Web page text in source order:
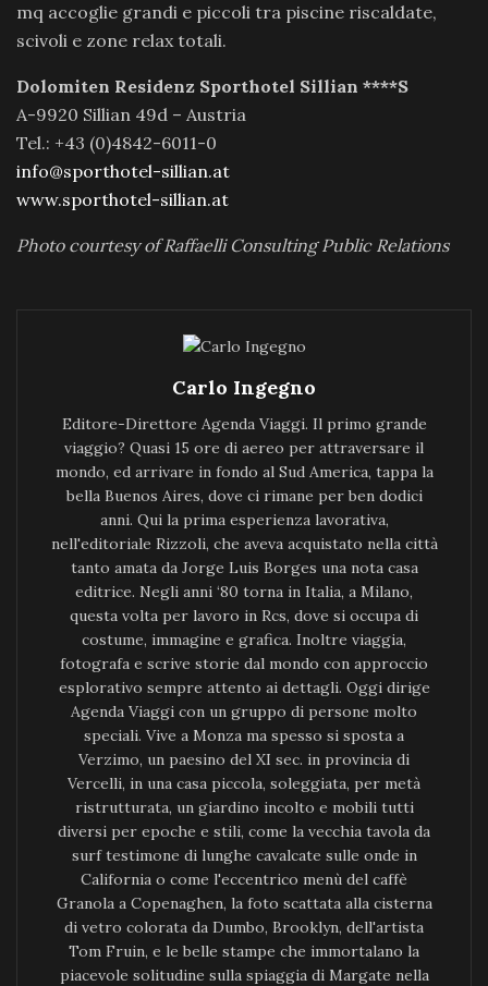
mq accoglie grandi e piccoli tra piscine riscaldate,
scivoli e zone relax totali.
Dolomiten Residenz Sporthotel Sillian ****S
A-9920 Sillian 49d – Austria
Tel.: +43 (0)4842-6011-0
info@sporthotel-sillian.at
www.sporthotel-sillian.at
Photo courtesy of Raffaelli Consulting Public Relations
Carlo Ingegno
Editore-Direttore Agenda Viaggi. Il primo grande
viaggio? Quasi 15 ore di aereo per attraversare il
mondo, ed arrivare in fondo al Sud America, tappa la
bella Buenos Aires, dove ci rimane per ben dodici
anni. Qui la prima esperienza lavorativa,
nell'editoriale Rizzoli, che aveva acquistato nella città
tanto amata da Jorge Luis Borges una nota casa
editrice. Negli anni ‘80 torna in Italia, a Milano,
questa volta per lavoro in Rcs, dove si occupa di
costume, immagine e grafica. Inoltre viaggia,
fotografa e scrive storie dal mondo con approccio
esplorativo sempre attento ai dettagli. Oggi dirige
Agenda Viaggi con un gruppo di persone molto
speciali. Vive a Monza ma spesso si sposta a
Verzimo, un paesino del XI sec. in provincia di
Vercelli, in una casa piccola, soleggiata, per metà
ristrutturata, un giardino incolto e mobili tutti
diversi per epoche e stili, come la vecchia tavola da
surf testimone di lunghe cavalcate sulle onde in
California o come l'eccentrico menù del caffè
Granola a Copenaghen, la foto scattata alla cisterna
di vetro colorata da Dumbo, Brooklyn, dell'artista
Tom Fruin, e le belle stampe che immortalano la
piacevole solitudine sulla spiaggia di Margate nella